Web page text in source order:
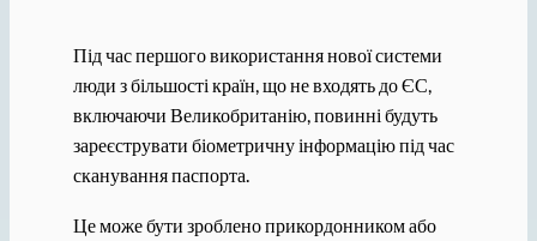
Під час першого використання нової системи
люди з більшості країн, що не входять до ЄС,
включаючи Великобританію, повинні будуть
зареєструвати біометричну інформацію під час
сканування паспорта.
Це може бути зроблено прикордонником або